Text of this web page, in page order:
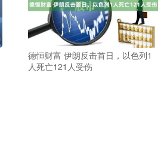
德恒财富 伊朗反击首日，以色列1
人死亡121人受伤